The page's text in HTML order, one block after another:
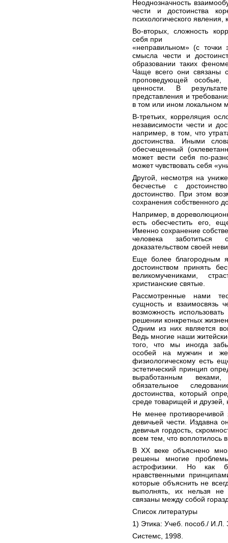
Неоднозначность
чести и достоинства
психологического явления,
Во-вторых, сложность
себя при
«неправильном» (с
смысла чести и
образовании таких
Чаще всего они связаны
проповедующей
ценности. В
представления и
в том или ином локальном
В-третьих, корреляция
независимости чести и
например, в том, что
достоинства. Иными
обесчещенный
может вести себя по-
может чувствовать себя
Другой, несмотря на
бесчестье с
достоинство. При этом
сохранения собственного
Например, в
есть обесчестить его,
Именно сохранение
человека заботиться
доказательством своей
Еще более благородным
достоинством принять
великомучениками,
христианские святые.
Рассмотренные нами
сущность и взаимосвязь
возможность
решении конкретных
Одним из них является
Ведь многие наши
того, что мы иногда
особей на мужчин и
физиологическому есть
эстетический принцип
выработанным
обязательное
достоинства, который
среде товарищей и
Не менее противоречивой
девичьей чести. Издавна
девичья гордость,
всем тем, что воплотилось
В XX веке объяснено
решены многие
астрофизики. Но как
нравственными
которые объяснить не
выполнять, их нельзя
связаны между собой
Список литературы
1) Этика: Учеб. пособ./
Системс, 1998.